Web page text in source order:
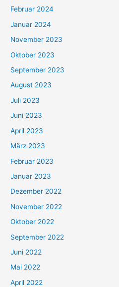
Februar 2024
Januar 2024
November 2023
Oktober 2023
September 2023
August 2023
Juli 2023
Juni 2023
April 2023
März 2023
Februar 2023
Januar 2023
Dezember 2022
November 2022
Oktober 2022
September 2022
Juni 2022
Mai 2022
April 2022